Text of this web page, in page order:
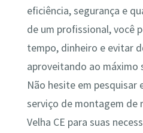
eficiência, segurança e
de um profissional, você
tempo, dinheiro e evitar
aproveitando ao máximo
Não hesite em pesquisar
serviço de montagem de
Velha CE para suas